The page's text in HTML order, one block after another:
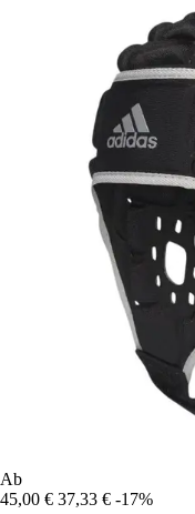
Ab
45,00 € 37,33 € -17%